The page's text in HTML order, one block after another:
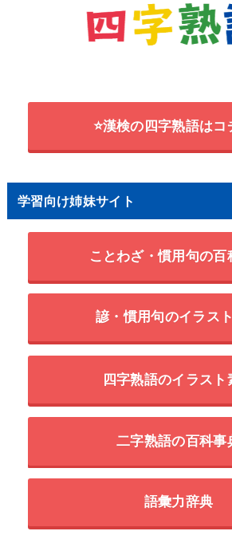
⭐漢検の四字熟語はコ
学習向け姉妹サイト
ことわざ・慣用句の百
諺・慣用句のイラス
四字熟語のイラスト
二字熟語の百科事
語彙力辞典